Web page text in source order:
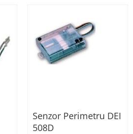
Senzor Perimetru DEI
508D